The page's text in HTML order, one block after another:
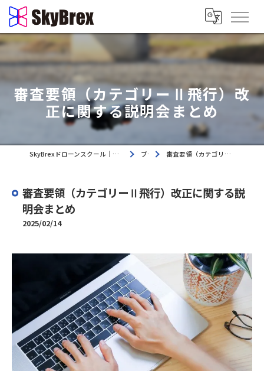
審査要領（カテゴリーⅡ飛行）改
正に関する説明会まとめ
SkyBrexドローンスクール｜東京都荒川区・都内近隣エリアのドローンスクール ブログ 審査要領（カテゴリーⅡ飛行）改正に関する説明会まとめ
審査要領（カテゴリーⅡ飛行）改正に関する説
明会まとめ
2025/02/14